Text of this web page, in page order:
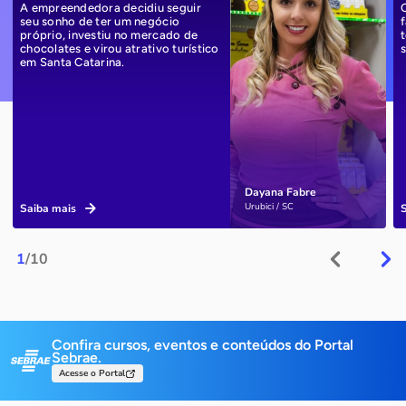
1/10
Dayana Fabre
Urubici / SC
A empreendedora decidiu seguir
seu sonho de ter um negócio
próprio, investiu no mercado de
chocolates e virou atrativo turístico
em Santa Catarina.
Saiba mais
Confira cursos, eventos e conteúdos do Portal
Sebrae.
Acesse o Portal